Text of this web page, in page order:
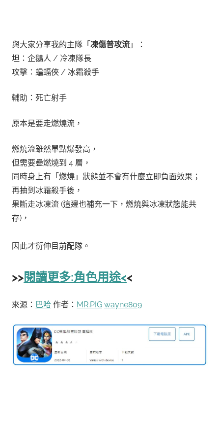
與大家分享我的主隊「 凍傷普攻流 」：
坦：企鵝人 / 冷凍隊長
攻擊：蝙蝠俠 / 冰霜殺手
輔助：死亡射手
原本是要走燃燒流，
燃燒流雖然單點爆發高，
但需要疊燃燒到 4 層，
同時身上有「燃燒」狀態並不會有什麼立即負面效果；
再抽到冰霜殺手後，
果斷走冰凍流 (這邊也補充一下，燃燒與冰凍狀態能共
存)，
因此才衍伸目前配隊。
>>閱讀更多:角色用途<<
來源： 巴哈 作者： MR.PIG wayne809